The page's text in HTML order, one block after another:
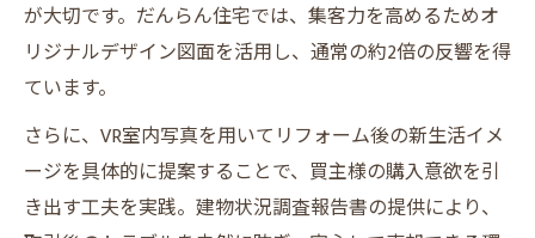
が大切です。だんらん住宅では、集客力を高めるためオ
リジナルデザイン図面を活用し、通常の約2倍の反響を得
ています。
さらに、VR室内写真を用いてリフォーム後の新生活イメ
ージを具体的に提案することで、買主様の購入意欲を引
き出す工夫を実践。建物状況調査報告書の提供により、